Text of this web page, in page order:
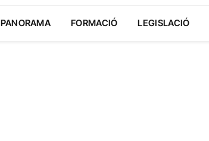
PANORAMA FORMACIÓ LEGISLACIÓ